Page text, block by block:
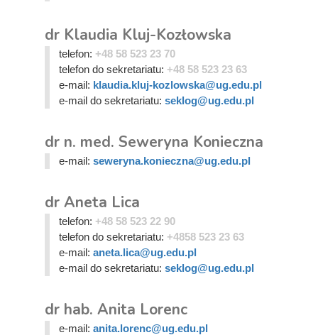
dr Klaudia Kluj-Kozłowska
telefon: +48 58 523 23 70
telefon do sekretariatu: +48 58 523 23 63
e-mail: klaudia.kluj-kozlowska@ug.edu.pl
e-mail do sekretariatu: seklog@ug.edu.pl
dr n. med. Seweryna Konieczna
e-mail: seweryna.konieczna@ug.edu.pl
dr Aneta Lica
telefon: +48 58 523 22 90
telefon do sekretariatu: +4858 523 23 63
e-mail: aneta.lica@ug.edu.pl
e-mail do sekretariatu: seklog@ug.edu.pl
dr hab. Anita Lorenc
e-mail: anita.lorenc@ug.edu.pl